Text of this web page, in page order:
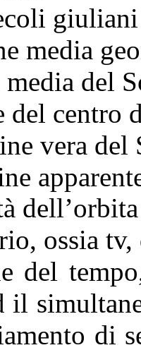
giuliani
media
del
del centro
vera del
ossia tv,
del
il
di